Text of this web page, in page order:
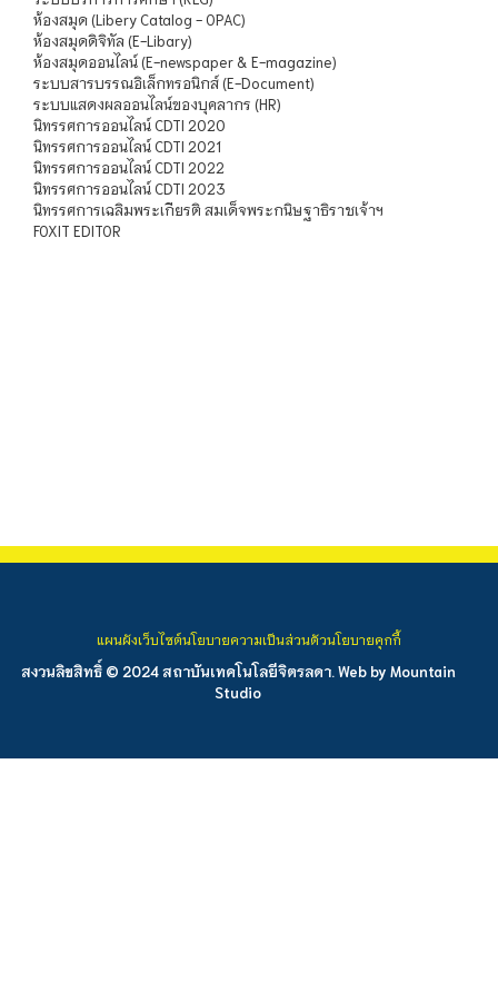
ห้องสมุด (Libery Catalog - OPAC)
ห้องสมุดดิจิทัล (E-Libary)
ห้องสมุดออนไลน์ (E-newspaper & E-magazine)
ระบบสารบรรณอิเล็กทรอนิกส์ (E-Document)
ระบบแสดงผลออนไลน์ของบุคลากร (HR)
นิทรรศการออนไลน์ CDTI 2020
นิทรรศการออนไลน์ CDTI 2021
นิทรรศการออนไลน์ CDTI 2022
นิทรรศการออนไลน์ CDTI 2023
นิทรรศการเฉลิมพระเกียรติ สมเด็จพระกนิษฐาธิราชเจ้าฯ
FOXIT EDITOR
สงวนลิขสิทธิ์ © 2024 สถาบันเทคโนโลยีจิตรลดา. Web by Mountain
Studio
แผนผังเว็บไซต์นโยบายความเป็นส่วนตัวนโยบายคุกกี้